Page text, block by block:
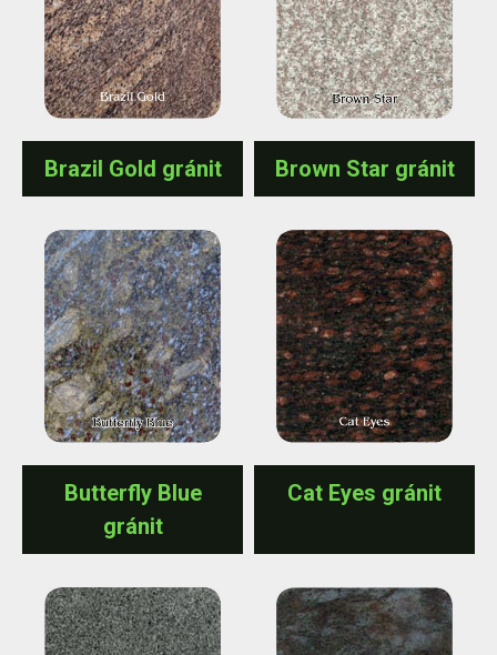
Brazil Gold gránit Brown Star gránit
Butterfly Blue
gránit
Cat Eyes gránit